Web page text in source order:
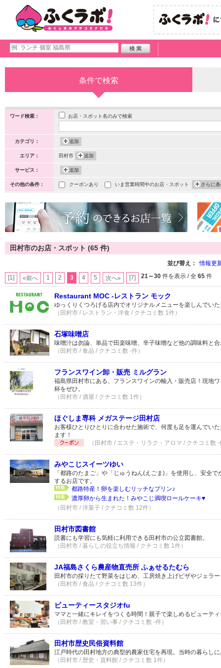
条件で検索
ワード検索： お店・スポット名のみで検索
カテゴリ： 追加
エリア： 田村市 追加
サービス： 追加
その他の条件： クーポンあり いま営業時間中のお店・スポット さらに
田村市のお店・スポット (65 件)
並び替え： 情報更
[1] «前へ 1 2 3 4 5 次へ» [7] 21～30 件を表示 / 全 65 件
Restaurant MOC -レストラン モック
ゆっくりくつろげる店内でオリジナルメニューを楽しんでい
（田村市 / レストラン・洋食 / クチコミ数 1件）
石塚味噌店
味噌汁は勿論、単品で田楽味噌、辛子味噌など他の調味料と
（田村市 / 食品 / クチコミ数 -件）
フランスワイン卸・販売 ミルグラン
福島県田村市にある、フランスワインの輸入・販売店！現地
杯をぜひ。
（田村市 / 酒屋 / クチコミ数 1件）
ほぐしま専科 メガステージ田村店
お客様ひとりひとりに合わせた施術で、何度も足を運んでい
ます！
（田村市 / エステ・リラク・アロマ / クチコミ数
みやこじスイーツゆい
「都路のたまご」や「じゅうねん(えごま)」を使用し、安全
するお店です。
都路特産！卵を楽しむリッチなプリン♪
濃厚卵から生まれた！みやこじ満喫ロールケーキ♥
（田村市 / 洋菓子 / クチコミ数 12件）
田村市図書館
読書にも学習にも気軽に利用できる田村市の公立図書館。
（田村市 / 暮らしの役立ち情報 / クチコミ数 1件）
JA福島さくら農産物直売所 ふぁせるたむら
田村市の採りたて野菜をはじめ、工房焼き上げピザやジェラ
（田村市 / 食品 / クチコミ数 13件）
ビューティースタジオfu
ママと一緒にキレイをつくる時間！親子で楽しめるビューテ
（田村市 / 教室・習い事 / クチコミ数 -件）
田村市歴史民俗資料館
江戸時代の田村地方の典型的農家住宅を再現。当時の暮らし
（田村市 / 歴史・資料館 / クチコミ数 1件）